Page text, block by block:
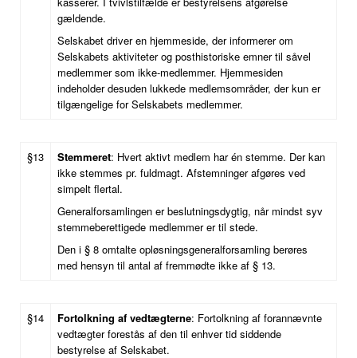
gældende.
Selskabet driver en hjemmeside, der informerer om
Selskabets aktiviteter og posthistoriske emner til såvel
medlemmer som ikke-medlemmer. Hjemmesiden
indeholder desuden lukkede medlemsområder, der kun er
tilgængelige for Selskabets medlemmer.
§13 Stemmeret: Hvert aktivt medlem har én stemme. Der kan
ikke stemmes pr. fuldmagt. Afstemninger afgøres ved
simpelt flertal.
Generalforsamlingen er beslutningsdygtig, når mindst syv
stemmeberettigede medlemmer er til stede.
Den i § 8 omtalte opløsningsgeneralforsamling berøres
med hensyn til antal af fremmødte ikke af § 13.
§14 Fortolkning af vedtægterne: Fortolkning af forannævnte
vedtægter forestås af den til enhver tid siddende
bestyrelse af Selskabet.